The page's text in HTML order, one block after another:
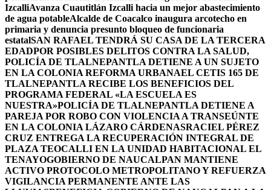
IzcalliAvanza Cuautitlán Izcalli hacia un mejor abastecimiento
de agua potableAlcalde de Coacalco inaugura arcotecho en
primaria y denuncia presunto bloqueo de funcionaria
estatalSAN RAFAEL TENDRÁ SU CASA DE LA TERCERA
EDADPOR POSIBLES DELITOS CONTRA LA SALUD,
POLICÍA DE TLALNEPANTLA DETIENE A UN SUJETO
EN LA COLONIA REFORMA URBANAEL CETIS 165 DE
TLALNEPANTLA RECIBE LOS BENEFICIOS DEL
PROGRAMA FEDERAL «LA ESCUELA ES
NUESTRA»POLICÍA DE TLALNEPANTLA DETIENE A
PAREJA POR ROBO CON VIOLENCIA A TRANSEÚNTE
EN LA COLONIA LÁZARO CÁRDENASRACIEL PÉREZ
CRUZ ENTREGA LA RECUPERACIÓN INTEGRAL DE
PLAZA TEOCALLI EN LA UNIDAD HABITACIONAL EL
TENAYOGOBIERNO DE NAUCALPAN MANTIENE
ACTIVO PROTOCOLO METROPOLITANO Y REFUERZA
VIGILANCIA PERMANENTE ANTE LAS